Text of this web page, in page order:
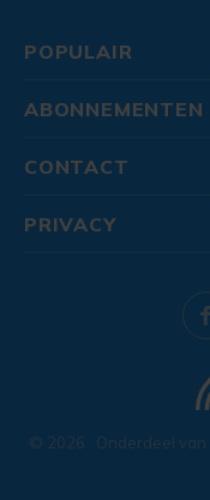
POPULAIR
ABONNEMENTEN
CONTACT
© 2026 . Onderdeel van
PRIVACY